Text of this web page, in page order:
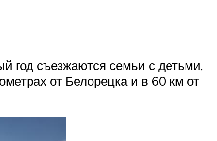
год съезжаются семьи с детьми,
от Белорецка и в 60 км от